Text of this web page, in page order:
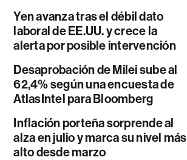
Yen avanza tras el débil dato
laboral de EE.UU. y crece la
alerta por posible intervención
Desaprobación de Milei sube al
62,4% según una encuesta de
AtlasIntel para Bloomberg
Inflación porteña sorprende al
alza en julio y marca su nivel más
alto desde marzo